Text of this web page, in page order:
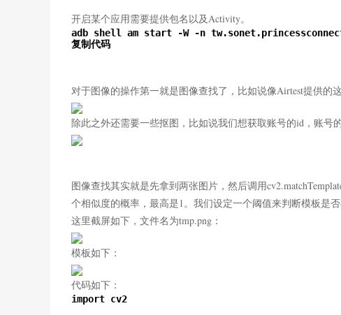
开启某个应用需要提供包名以及Activity。
adb shell am start -W -n
复制代码
对于图像的操作第一就是图像查找了，比如说像Airtest提供的
除此之外还需要一些抠图，比如说我们想获取账号的id，账号
图像查找其实就是先拿到两张图片，然后调用
个相似度的概率，最高是1。我们设定一个阈值来判断模板是否
这里截屏如下，文件名为tmp.png：
模板如下：
代码如下：
import cv2